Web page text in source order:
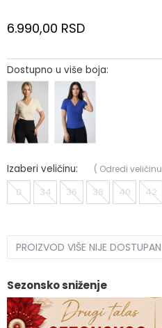
6.990,00 RSD
Dostupno u više boja:
Izaberi veličinu: ( Odredi veličinu
0 34 36 38 40 42
PROIZVOD VIŠE NIJE DOSTUPAN
Sezonsko sniženje